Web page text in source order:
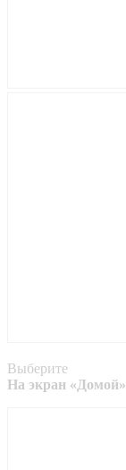
Выберите
На экран «Домой»